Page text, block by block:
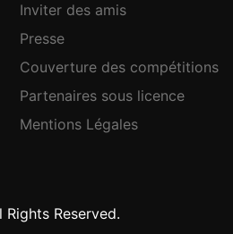
Inviter des amis
Presse
Couverture des compétitions
Partenaires sous licence
Mentions Légales
Reserved.